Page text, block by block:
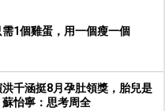
1個雞蛋，用一個瘦一個
千涵挺8月孕肚領獎，胎兒是
怡寧：思考周全